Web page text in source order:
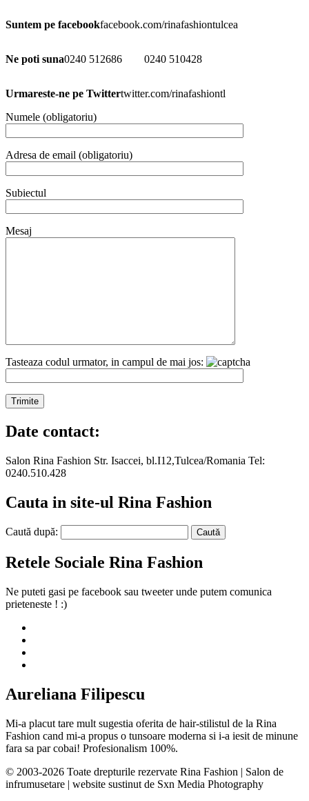
Suntem pe facebookfacebook.com/rinafashiontulcea
Ne poti suna0240 512686 0240 510428
Urmareste-ne pe Twittertwitter.com/rinafashiontl
Numele (obligatoriu)
Adresa de email (obligatoriu)
Subiectul
Mesaj
Tasteaza codul urmator, in campul de mai jos:
Date contact:
Salon Rina Fashion Str. Isaccei, bl.I12,Tulcea/Romania Tel:
0240.510.428
Cauta in site-ul Rina Fashion
Caută după:
Retele Sociale Rina Fashion
Ne puteti gasi pe facebook sau tweeter unde putem comunica
prieteneste ! :)
Aureliana Filipescu
Mi-a placut tare mult sugestia oferita de hair-stilistul de la Rina
Fashion cand mi-a propus o tunsoare moderna si i-a iesit de minune
fara sa par cobai! Profesionalism 100%.
© 2003-2026 Toate drepturile rezervate Rina Fashion | Salon de
infrumusetare | website sustinut de Sxn Media Photography